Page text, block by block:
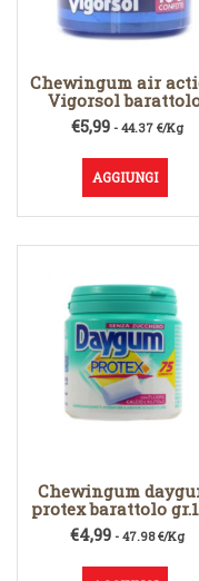
Chewingum air
Vigorsol
€5,99 - 44.37 €/Kg
AGGIUNGI
Chewingum
protex barattolo
€4,99 - 47.98 €/Kg